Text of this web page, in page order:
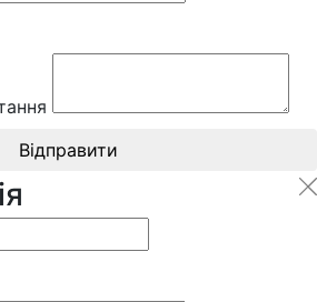
Відправити